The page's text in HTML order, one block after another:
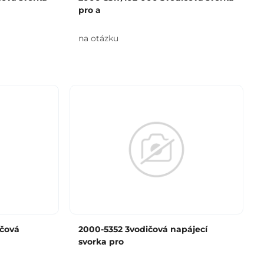
pro a
na otázku
2000-5352 3vodičová napájecí
svorka pro